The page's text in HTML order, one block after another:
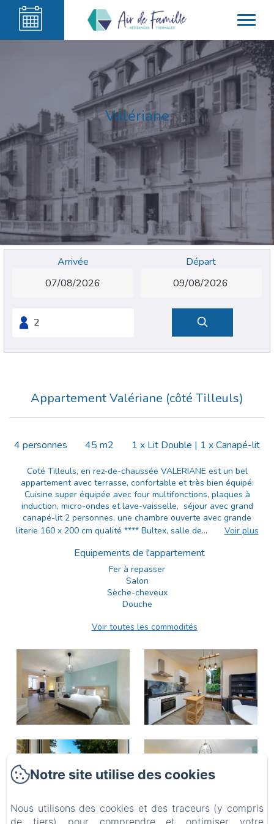
Valériane
Arrivée Départ
Appartement Valériane (côté Tilleuls)
4 personnes 45 m2 1 x Lit Double | 1 x Canapé-lit
Coté Tilleuls, en rez-de-chaussée VALERIANE est un bel
appartement avec terrasse, confortable et très bien équipé:
Cuisine super équipée avec four multifonctions, plaques à
induction, micro-ondes et lave-vaisselle, séjour avec grand
canapé-lit 2 personnes, une chambre ouverte avec grande
literie 160 x 200 cm qualité **** Bultex, salle de...
Voir plus
Equipements de l'appartement
Fer à repasser
Salon
Sèche-cheveux
Douche
Voir toutes les commodités
Notre site utilise des cookies
Nous utilisons des cookies et des traceurs (y compris
de tiers) pour comprendre et optimiser votre